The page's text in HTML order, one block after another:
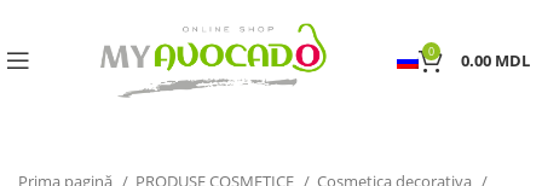
0 0.00 MDL
Prima pagină PRODUSE COSMETICE
Cosmetica decorativa